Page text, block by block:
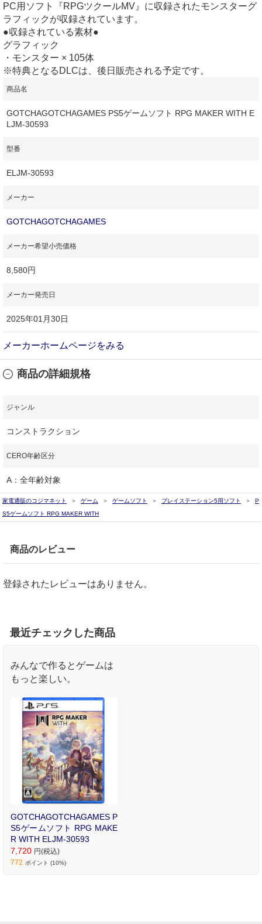
PC用ソフト『RPGツクールMV』に収録されたモンスターグ
ラフィックが収録されています。
●収録されている素材●
グラフィック
・モンスター × 105体
※特典となるDLCは、後日販売される予定です。
商品名
GOTCHAGOTCHAGAMES PS5ゲームソフト RPG MAKER WITH E
LJM-30593
型番
ELJM-30593
メーカー
GOTCHAGOTCHAGAMES
メーカー希望小売価格
8,580円
メーカー発売日
2025年01月30日
メーカーホームページをみる
商品の詳細規格
ジャンル
コンストラクション
CERO年齢区分
A：全年齢対象
家電通販のコジマネット ゲーム ゲームソフト プレイステーション5用ソフト
P
S5ゲームソフト RPG MAKER WITH
商品のレビュー
登録されたレビューはありません。
最近チェックした商品
みんなで作るとゲームは
もっと楽しい。
GOTCHAGOTCHAGAMES P
S5ゲームソフト RPG MAKE
R WITH ELJM-30593
7,720 円(税込)
772 ポイント (10%)